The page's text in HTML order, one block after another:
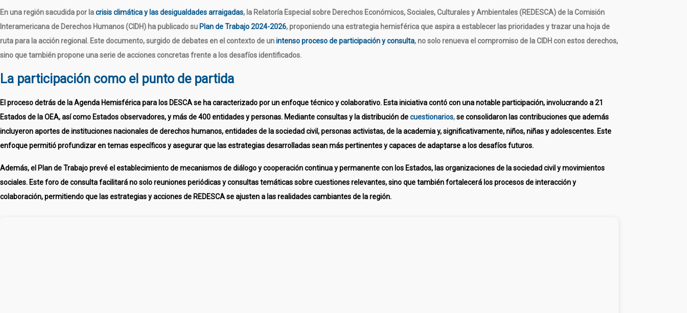
En una región sacudida por lacrisis climática y las desigualdades arraigadas, la Relatoría Especial sobre Derechos Económicos, Sociales, Culturales y Ambientales (REDESCA) de la Comisión
Interamericana de Derechos Humanos (CIDH) ha publicado su Plan de Trabajo 2024-2026, proponiendo una estrategia hemisférica que aspira a establecer las prioridades y trazar una hoja de
ruta para la acción regional. Este documento, surgido de debates en el contexto de unintenso proceso de participación y consulta, no solo renueva el compromiso de la CIDH con estos derechos,
sino que también propone una serie de acciones concretas frente a los desafíos identificados.
La participación como el punto de partida
El proceso detrás de la Agenda Hemisférica para los DESCA se ha caracterizado por un enfoque técnico y colaborativo. Esta iniciativa contó con una notable participación, involucrando a 21
Estados de la OEA, así como Estados observadores, y más de 400 entidades y personas. Mediante consultas y la distribución decuestionarios,se consolidaron las contribuciones que además
incluyeron aportes de instituciones nacionales de derechos humanos, entidades de la sociedad civil, personas activistas, de la academia y, significativamente, niños, niñas y adolescentes. Este
enfoque permitió profundizar en temas específicos y asegurar que las estrategias desarrolladas sean más pertinentes y capaces de adaptarse a los desafíos futuros.
Además, el Plan de Trabajo prevé el establecimiento de mecanismos de diálogo y cooperación continua y permanente con los Estados, las organizaciones de la sociedad civil y movimientos
sociales. Este foro de consulta facilitará no solo reuniones periódicas y consultas temáticas sobre cuestiones relevantes, sino que también fortalecerá los procesos de interacción y
colaboración, permitiendo que las estrategias y acciones de REDESCA se ajusten a las realidades cambiantes de la región.